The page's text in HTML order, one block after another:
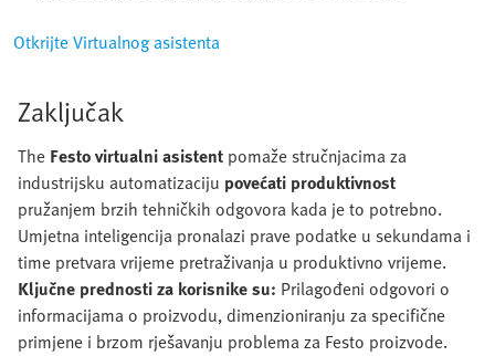
Otkrijte Virtualnog asistenta
Zaključak
The Festo virtualni asistent pomaže stručnjacima za
industrijsku automatizaciju povećati produktivnost
pružanjem brzih tehničkih odgovora kada je to potrebno.
Umjetna inteligencija pronalazi prave podatke u sekundama i
time pretvara vrijeme pretraživanja u produktivno vrijeme.
Ključne prednosti za korisnike su: Prilagođeni odgovori o
informacijama o proizvodu, dimenzioniranju za specifične
primjene i brzom rješavanju problema za Festo proizvode.